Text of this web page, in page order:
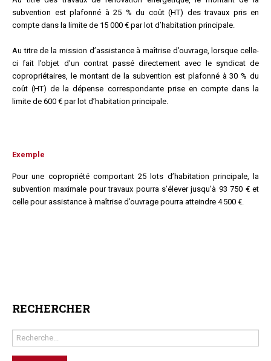
subvention est plafonné à 25 % du coût (HT) des travaux pris en
compte dans la limite de 15 000 € par lot d’habitation principale.
Au titre de la mission d’assistance à maîtrise d’ouvrage, lorsque celle-
ci fait l’objet d’un contrat passé directement avec le syndicat de
copropriétaires, le montant de la subvention est plafonné à 30 % du
coût (HT) de la dépense correspondante prise en compte dans la
limite de 600 € par lot d’habitation principale.
Exemple
Pour une copropriété comportant 25 lots d’habitation principale, la
subvention maximale pour travaux pourra s’élever jusqu’à 93 750 € et
celle pour assistance à maîtrise d’ouvrage pourra atteindre 4 500 €.
RECHERCHER
Rechercher